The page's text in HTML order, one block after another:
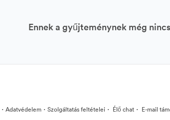
Ennek a gyűjteménynek még
· Adatvédelem · Szolgáltatás feltételei · Élő chat · E-mail